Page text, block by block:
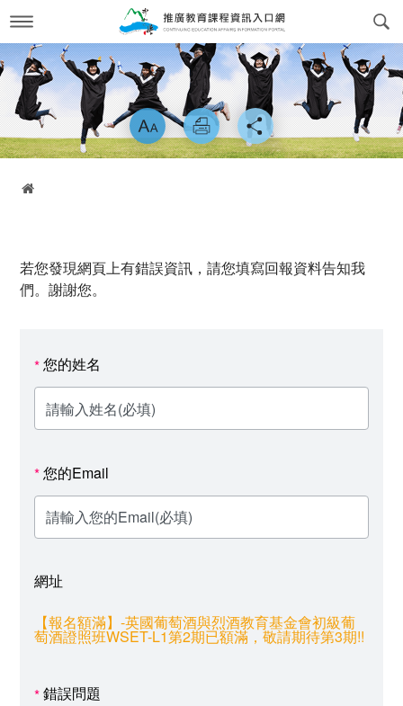
到
要
內
容
最新消息 News
關於我們 About us
交通方式
簡介
學習環境介紹
課程訊息 Course Information
政府委訓與企業合作
線上繳費 Online Payment
會員專區 Login
略過字型切
若您發現網頁上有錯誤資訊，請您填寫回報資料告知我
們。謝謝您。
*您的姓名
*您的Email
網址
【報名額滿】-英國葡萄酒與烈酒教育基金會初級葡
萄酒證照班WSET-L1第2期已額滿，敬請期待第3期!!
*錯誤問題